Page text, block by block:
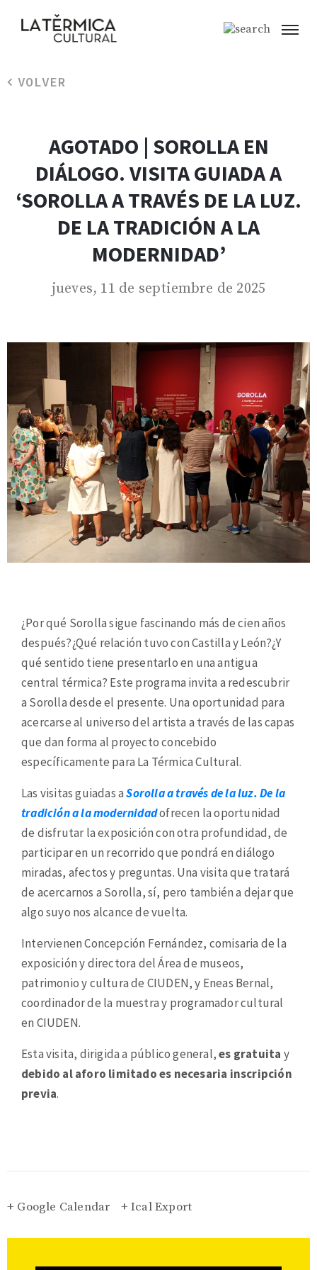
VOLVER
AGOTADO | SOROLLA EN
DIÁLOGO. VISITA GUIADA A
‘SOROLLA A TRAVÉS DE LA LUZ.
DE LA TRADICIÓN A LA
MODERNIDAD’
jueves, 11 de septiembre de 2025
¿Por qué Sorolla sigue fascinando más de cien años
después?¿Qué relación tuvo con Castilla y León?¿Y
qué sentido tiene presentarlo en una antigua
central térmica? Este programa invita a redescubrir
a Sorolla desde el presente. Una oportunidad para
acercarse al universo del artista a través de las capas
que dan forma al proyecto concebido
específicamente para La Térmica Cultural.
Las visitas guiadas aSorolla a través de la luz. De la
tradición a la modernidadofrecen la oportunidad
de disfrutar la exposición con otra profundidad, de
participar en un recorrido que pondrá en diálogo
miradas, afectos y preguntas. Una visita que tratará
de acercarnos a Sorolla, sí, pero también a dejar que
algo suyo nos alcance de vuelta.
Intervienen Concepción Fernández, comisaria de la
exposición y directora del Área de museos,
patrimonio y cultura de CIUDEN, y Eneas Bernal,
coordinador de la muestra y programador cultural
en CIUDEN.
Esta visita, dirigida a público general,es gratuita y
debido al aforo limitado es necesaria inscripción
previa.
+ Google Calendar + Ical Export